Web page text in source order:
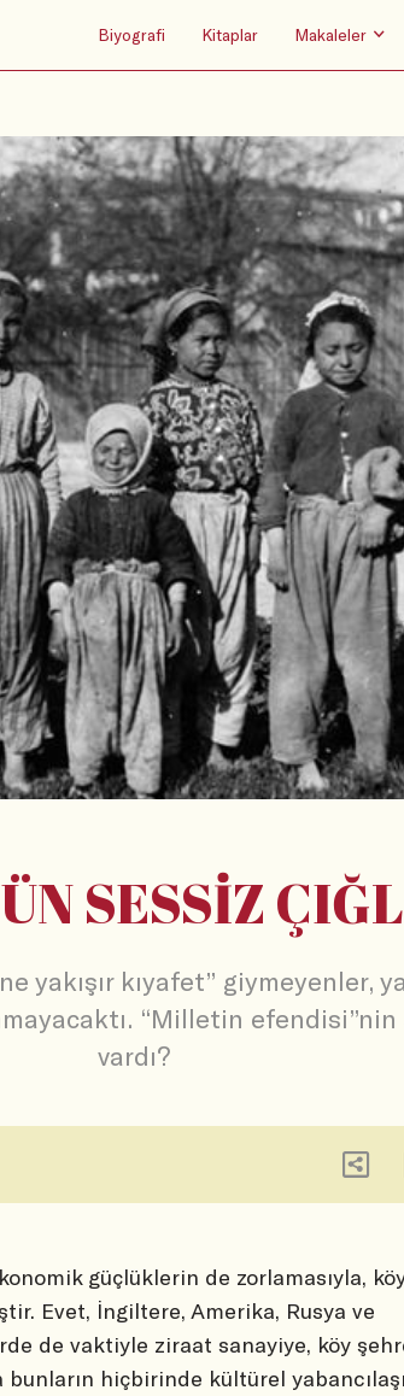
Biyografi Kitaplar Makaleler
SESSİZ
yakışır kıyafet” giymeyenler,
“Milletin
vardı?
güçlüklerin de zorlamasıyla,
Evet, İngiltere, Amerika, Rusya ve
de vaktiyle ziraat sanayiye, köy
hiçbirinde kültürel